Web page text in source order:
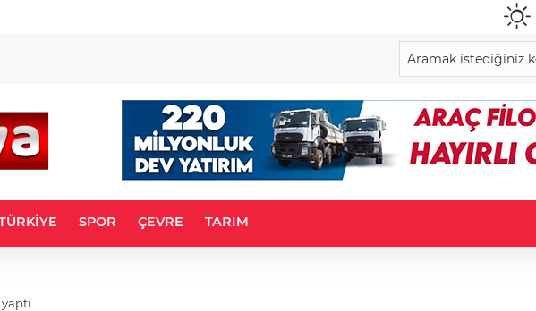
SPOR ÇEVRE TARIM